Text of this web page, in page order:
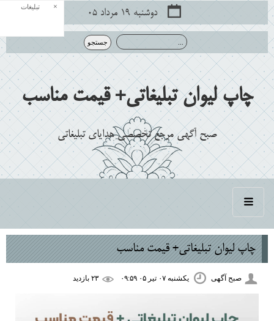
دوشنبه ۱۹ مرداد ۰۵
چاپ ليوان تبليغاتي+ قيمت مناسب
صبح آگهی مرجع تخصصی هدایای تبلیغاتی
چاپ ليوان تبليغاتي+ قيمت مناسب
صبح آگهی یکشنبه ۰۷ تیر ۰۵ ۰۹:۵۹ ۲۳ بازديد
تبلیغات